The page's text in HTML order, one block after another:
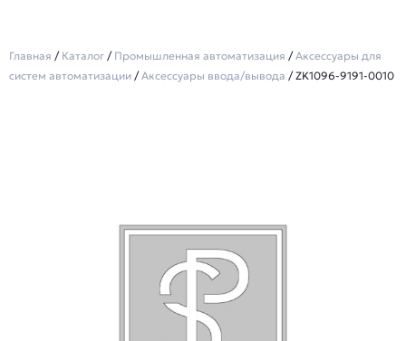
Главная / Каталог / Промышленная автоматизация /Аксессуары для
систем автоматизации /Аксессуары ввода/вывода / ZK1096-9191-0010